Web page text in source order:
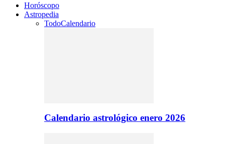
Horóscopo
Astropedia
TodoCalendario
Calendario astrológico enero 2026